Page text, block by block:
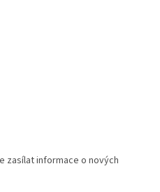
zasílat informace o nových